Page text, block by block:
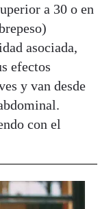
a 30 o en
asociada,
efectos
y van desde
con el